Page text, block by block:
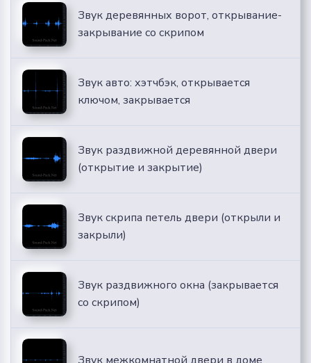
Звук деревянных ворот, открывание-
закрывание со скрипом
Звук авто: хэтчбэк, открывается
ключом, закрывается
Звук раздвижной деревянной двери
(открытие и закрытие)
Звук скрипа петель двери (открыли и
закрыли)
Звук раздвижного окна (закрывается
со скрипом)